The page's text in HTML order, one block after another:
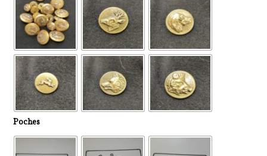
Poches